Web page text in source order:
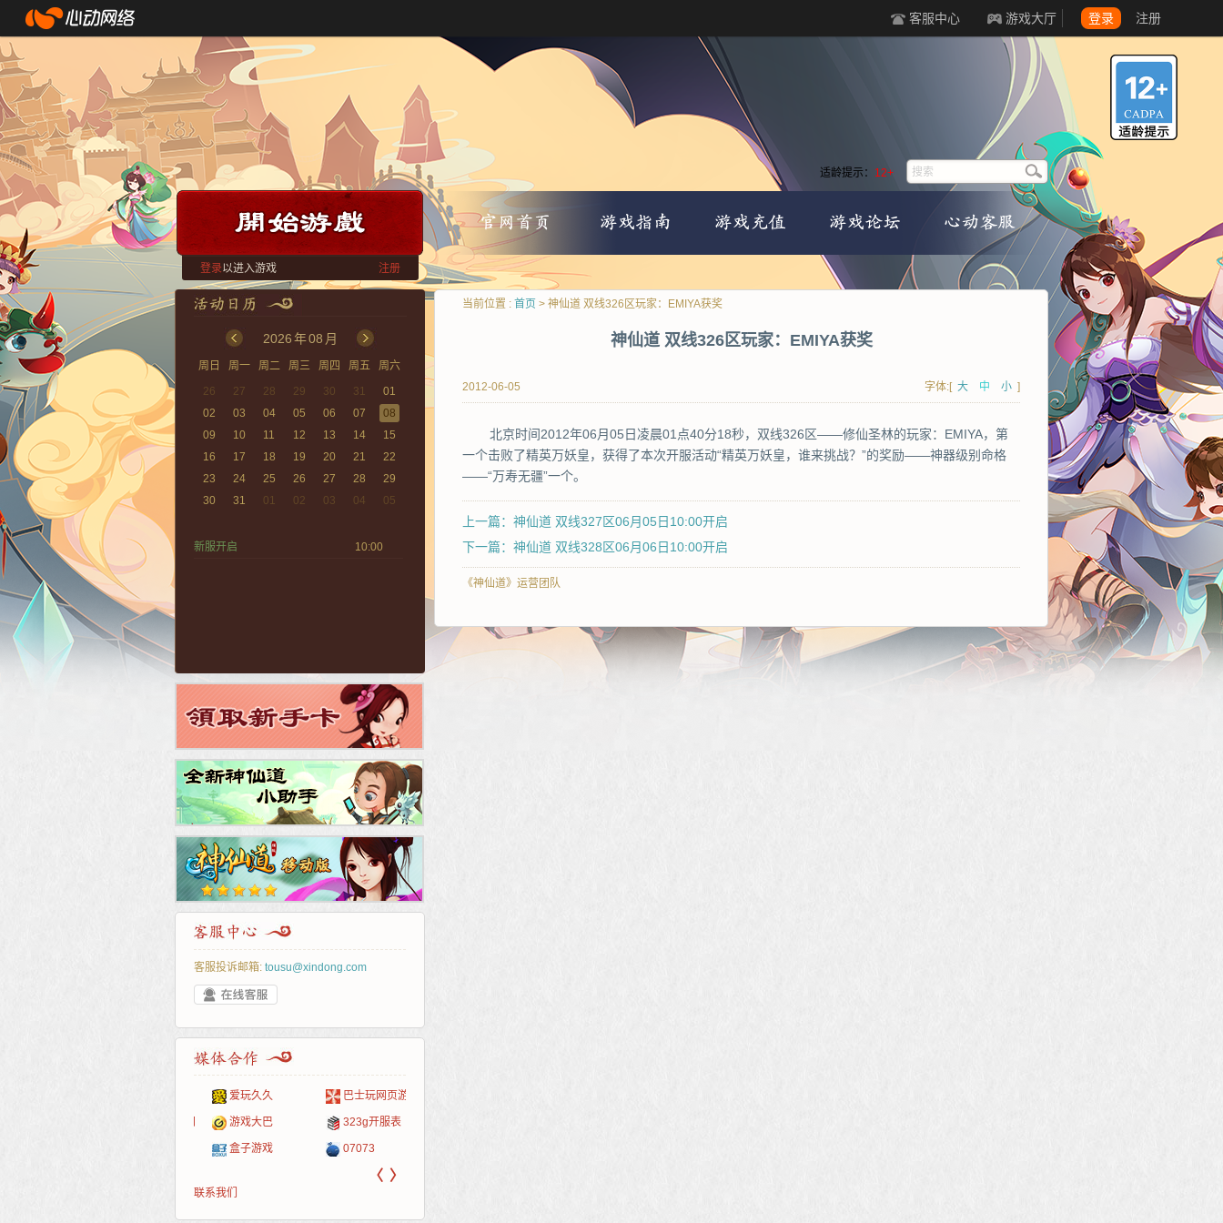
客服中心 游戏大厅 登录 注册
登录以进入游戏 注册
适龄提示： 12+
2026年08 月
周日 周一 周二 周三 周四 周五
周六
26
27 28 29 30 31
01
02
03 04 05 06 07
08
09
10 11 12 13 14
15
16
17 18 19 20 21
22
23
24 25 26 27 28
29
30
31 01 02 03 04 05
新服开启 10:00
客服投诉邮箱: tousu@xindong.com
爱玩久久 巴士玩网页游戏
游戏大巴 323g开服表
盒子游戏 07073
〈 〉
联系我们
当前位置 : 首页 > 神仙道 双线326区玩家：EMIYA获奖
神仙道 双线326区玩家：EMIYA获奖
2012-06-05 字体:[ 大 中 小 ]
北京时间2012年06月05日凌晨01点40分18秒，双线326区——修仙圣林的玩家：EMIYA，第
一个击败了精英万妖皇，获得了本次开服活动“精英万妖皇，谁来挑战？”的奖励——神器级别命格
——“万寿无疆”一个。
上一篇：神仙道 双线327区06月05日10:00开启
下一篇：神仙道 双线328区06月06日10:00开启
《神仙道》运营团队